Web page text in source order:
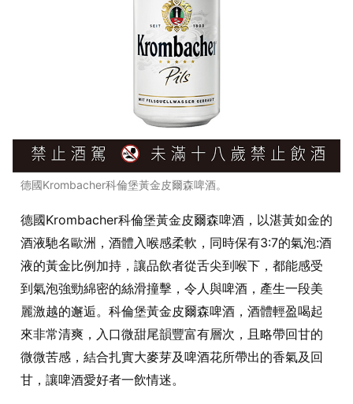
德國Krombacher科倫堡黃金皮爾森啤酒。
德國Krombacher科倫堡黃金皮爾森啤酒，以湛黃如金的
酒液馳名歐洲，酒體入喉感柔軟，同時保有3:7的氣泡:酒
液的黃金比例加持，讓品飲者從舌尖到喉下，都能感受
到氣泡強勁綿密的絲滑撞擊，令人與啤酒，產生一段美
麗激越的邂逅。科倫堡黃金皮爾森啤酒，酒體輕盈喝起
來非常清爽，入口微甜尾韻豐富有層次，且略帶回甘的
微微苦感，結合扎實大麥芽及啤酒花所帶出的香氣及回
甘，讓啤酒愛好者一飲情迷。